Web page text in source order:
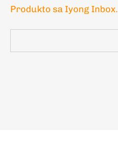
Produkto sa Iyong Inbox.